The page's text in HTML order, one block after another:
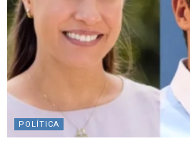
POLÍTICA